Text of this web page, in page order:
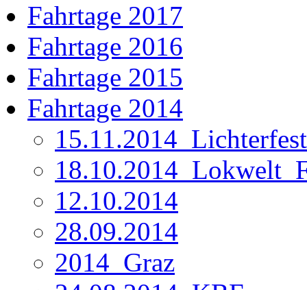
Fahrtage 2017
Fahrtage 2016
Fahrtage 2015
Fahrtage 2014
15.11.2014_Lichterfest
12.10.2014
28.09.2014
2014_Graz